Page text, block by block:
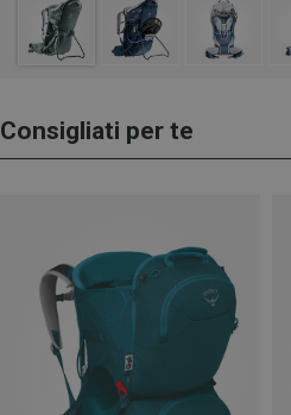
Consigliati per te